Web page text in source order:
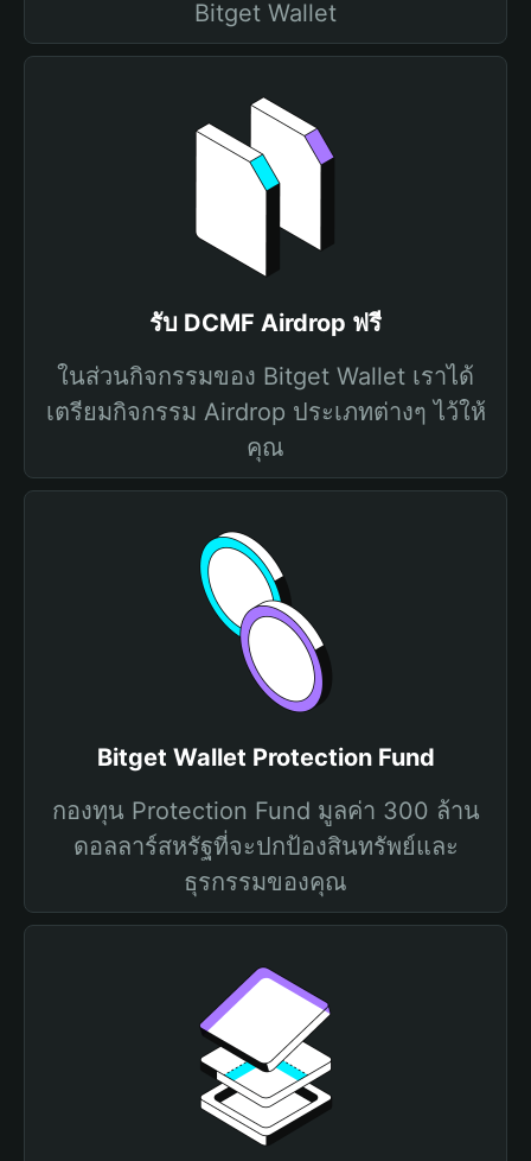
Bitget Wallet
รับ DCMF Airdrop ฟรี
ในส่วนกิจกรรมของ Bitget Wallet เราได้
เตรียมกิจกรรม Airdrop ประเภทต่างๆ ไว้ให้
คุณ
Bitget Wallet Protection Fund
กองทุน Protection Fund มูลค่า 300 ล้าน
ดอลลาร์สหรัฐที่จะปกป้องสินทรัพย์และ
ธุรกรรมของคุณ